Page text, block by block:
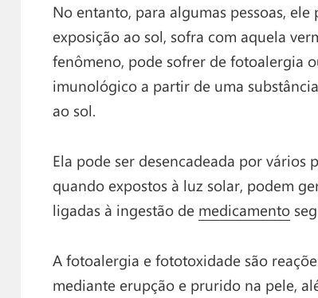
No entanto, para algumas pessoas,
exposição ao sol, sofra com aquela
fenômeno, pode sofrer de fotoalergia
imunológico a partir de uma
ao sol.
Ela pode ser desencadeada por
quando expostos à luz solar, podem
ligadas à ingestão de medicamento
A fotoalergia e fototoxidade são
mediante erupção e prurido na pele,